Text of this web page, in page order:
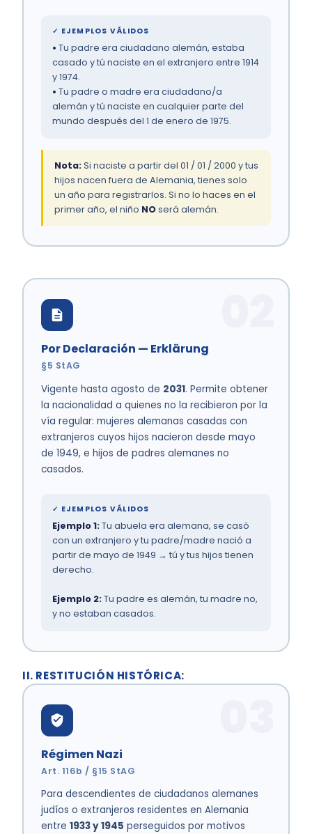
✓ EJEMPLOS VÁLIDOS
• Tu padre era ciudadano alemán, estaba
casado y tú naciste en el extranjero entre 1914
y 1974.
• Tu padre o madre era ciudadano/a
alemán y tú naciste en cualquier parte del
mundo después del 1 de enero de 1975.
Nota:Si naciste a partir del 01 / 01 / 2000 y tus
hijos nacen fuera de Alemania, tienes solo
un año para registrarlos. Si no lo haces en el
primer año, el niño NOserá alemán.
Por Declaración — Erklärung
§5 StAG
Vigente hasta agosto de 2031. Permite obtener
la nacionalidad a quienes no la recibieron por la
vía regular: mujeres alemanas casadas con
extranjeros cuyos hijos nacieron desde mayo
de 1949, e hijos de padres alemanes no
casados.
✓ EJEMPLOS VÁLIDOS
Ejemplo 1: Tu abuela era alemana, se casó
con un extranjero y tu padre/madre nació a
partir de mayo de 1949 → tú y tus hijos tienen
derecho.
Ejemplo 2: Tu padre es alemán, tu madre no,
y no estaban casados.
II. RESTITUCIÓN HISTÓRICA:
Régimen Nazi
Art. 116b / §15 StAG
Para descendientes de ciudadanos alemanes
judíos o extranjeros residentes en Alemania
entre1933 y 1945 perseguidos por motivos